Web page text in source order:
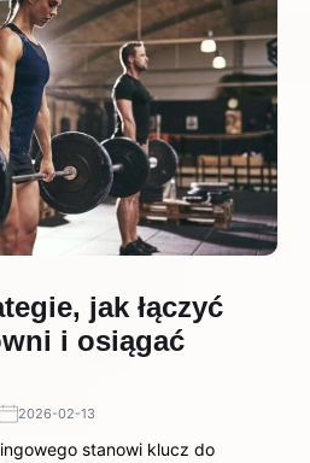
jak łączyć
i osiągać
2026-02-13
stanowi klucz do